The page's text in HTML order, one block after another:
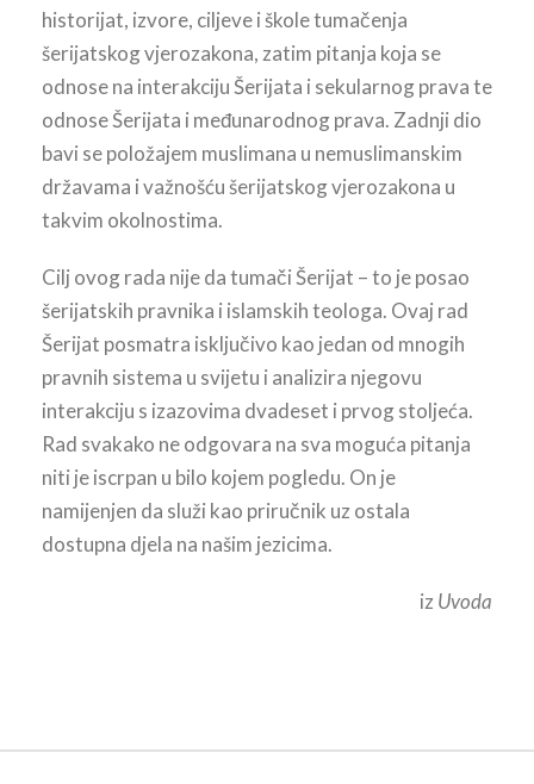
historijat, izvore, ciljeve i škole tumačenja
šerijatskog vjerozakona, zatim pitanja koja se
odnose na interakciju Šerijata i sekularnog prava te
odnose Šerijata i međunarodnog prava. Zadnji dio
bavi se položajem muslimana u nemuslimanskim
državama i važnošću šerijatskog vjerozakona u
takvim okolnostima.
Cilj ovog rada nije da tumači Šerijat – to je posao
šerijatskih pravnika i islamskih teologa. Ovaj rad
Šerijat posmatra isključivo kao jedan od mnogih
pravnih sistema u svijetu i analizira njegovu
interakciju s izazovima dvadeset i prvog stoljeća.
Rad svakako ne odgovara na sva moguća pitanja
niti je iscrpan u bilo kojem pogledu. On je
namijenjen da služi kao priručnik uz ostala
dostupna djela na našim jezicima.
iz Uvoda